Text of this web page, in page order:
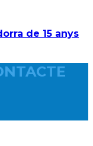
de 15 anys